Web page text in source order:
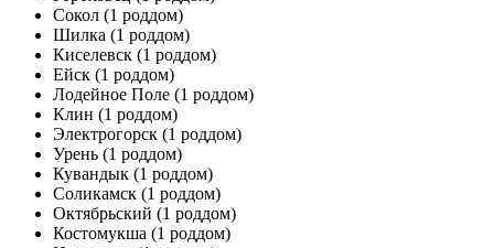
Сокол (1 роддом)
Шилка (1 роддом)
Киселевск (1 роддом)
Ейск (1 роддом)
Лодейное Поле (1 роддом)
Клин (1 роддом)
Электрогорск (1 роддом)
Урень (1 роддом)
Кувандык (1 роддом)
Соликамск (1 роддом)
Октябрьский (1 роддом)
Костомукша (1 роддом)